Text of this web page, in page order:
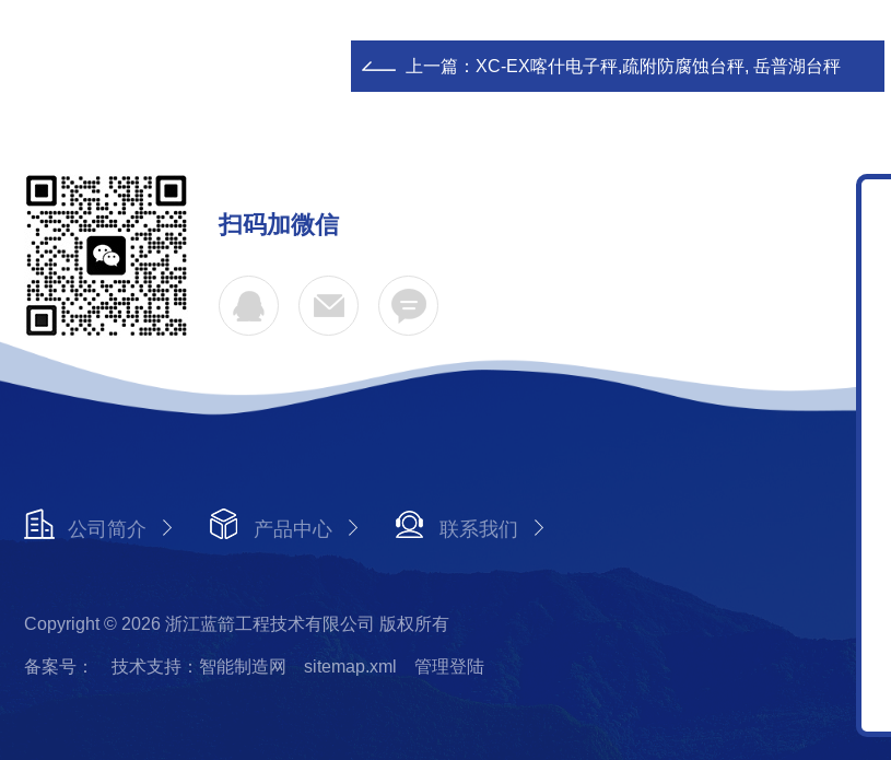
上一篇： XC-EX喀什电子秤,疏附防腐蚀台秤, 岳普湖台秤
扫码加微信
公司简介 产品中心 联系我们
Copyright © 2026 浙江蓝箭工程技术有限公司 版权所有
备案号： 技术支持：智能制造网 sitemap.xml 管理登陆